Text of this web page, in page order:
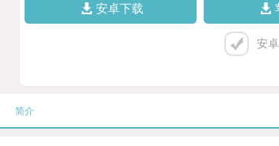
安卓下载
安
简介